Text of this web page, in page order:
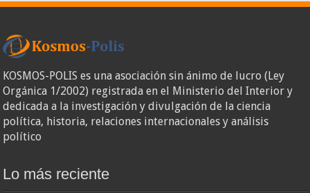
KOSMOS-POLIS es una asociación sin ánimo de lucro (Ley
Orgánica 1/2002) registrada en el Ministerio del Interior y
dedicada a la investigación y divulgación de la ciencia
política, historia, relaciones internacionales y análisis
político
Lo más reciente